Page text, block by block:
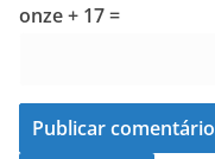
onze + 17 =